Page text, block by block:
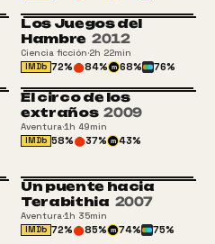
Los Juegos del
Hambre 2012
Ciencia ficción·2h 22min
IMDb 72% 84% m 68% 76%
El circo de los
extraños 2009
Aventura·1h 49min
IMDb 58% 37% m 43%
Un puente hacia
Terabithia 2007
Aventura·1h 35min
IMDb 72% 85% m 74% 75%